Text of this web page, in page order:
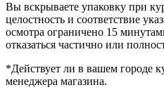
Вы вскрываете упаковку при
целостность и соответствие
осмотра ограничено 15
отказаться частично или
*Действует ли в вашем городе
менеджера магазина.